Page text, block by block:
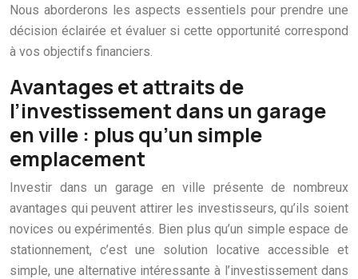
Nous aborderons les aspects essentiels pour prendre une
décision éclairée et évaluer si cette opportunité correspond
à vos objectifs financiers.
Avantages et attraits de
l’investissement dans un garage
en ville : plus qu’un simple
emplacement
Investir dans un garage en ville présente de nombreux
avantages qui peuvent attirer les investisseurs, qu’ils soient
novices ou expérimentés. Bien plus qu’un simple espace de
stationnement, c’est une solution locative accessible et
simple, une alternative intéressante à l’investissement dans